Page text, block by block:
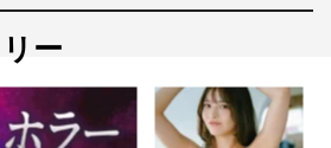
channels/abema-
ー